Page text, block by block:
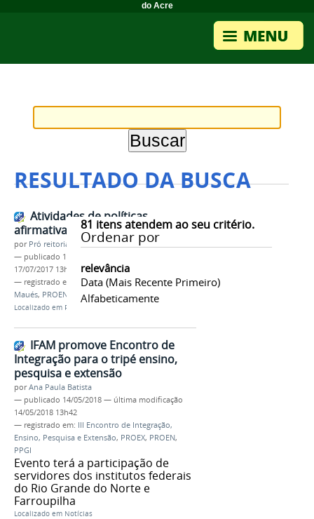
do Acre
RESULTADO DA BUSCA
81 itens atendem ao seu critério.
Ordenar por
relevância
Data (mais Recente Primeiro)
Alfabeticamente
Atividades de políticas
afirmativas em Maués
por Pró reitoria de Ensino
— publicado 17/07/2017
17/07/2017 13h03
— registrado em:
políticas afirmativas,Campus
Maués, PROEN Educação do Campo
Localizado em PRÓ-REITORIAS
IFAM promove Encontro de
Integração para o tripé ensino,
pesquisa e extensão
porAna Paula Batista
— publicado 14/05/2018 — última modificação
14/05/2018 13h42
— registrado em: III Encontro de Integração,
Ensino, Pesquisa e Extensão, PROEX, PROEN,
PPGI
Evento terá a participação de
servidores dos institutos federais
do Rio Grande do Norte e
Farroupilha
Localizado em Notícias